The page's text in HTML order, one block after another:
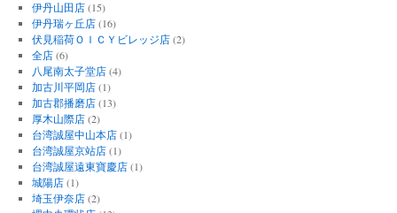
伊丹山田店(15)
伊丹瑞ヶ丘店(16)
伏見稲荷ＯＩＣＹビレッジ店(2)
全店(6)
八尾南太子堂店(4)
加古川平岡店(1)
加古郡播磨店(13)
厚木山際店(2)
台湾誠屋中山本店(1)
台湾誠屋京站店(1)
台湾誠屋遠東寶慶店(1)
城陽店(1)
埼玉伊奈店(2)